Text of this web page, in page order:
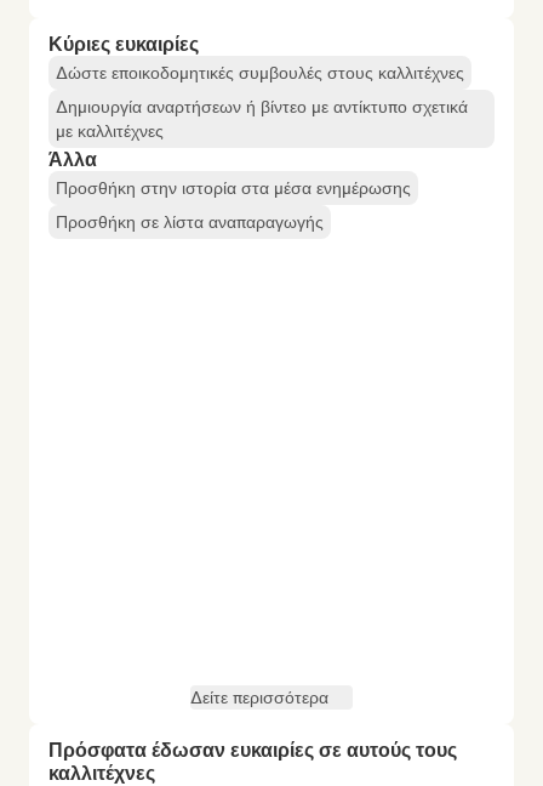
Κύριες ευκαιρίες
Δώστε εποικοδομητικές συμβουλές στους καλλιτέχνες
Δημιουργία αναρτήσεων ή βίντεο με αντίκτυπο σχετικά
με καλλιτέχνες
Άλλα
Προσθήκη στην ιστορία στα μέσα ενημέρωσης
Προσθήκη σε λίστα αναπαραγωγής
Δείτε περισσότερα
Πρόσφατα έδωσαν ευκαιρίες σε αυτούς τους
καλλιτέχνες